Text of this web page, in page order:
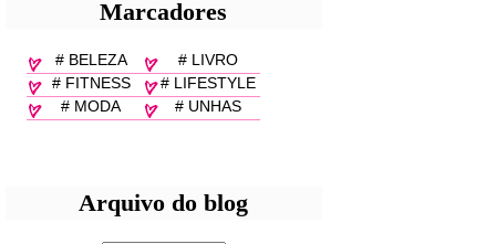
Marcadores
# BELEZA
# LIVRO
# FITNESS
# LIFESTYLE
# MODA
# UNHAS
Arquivo do blog